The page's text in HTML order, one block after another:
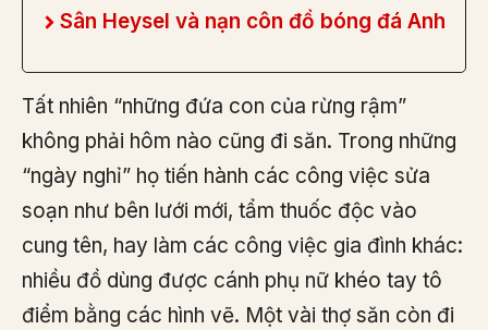
Sân Heysel và nạn côn đồ bóng đá Anh
Tất nhiên “những đứa con của rừng rậm”
không phải hôm nào cũng đi săn. Trong những
“ngày nghỉ” họ tiến hành các công việc sửa
soạn như bên lưới mới, tẩm thuốc độc vào
cung tên, hay làm các công việc gia đình khác:
nhiều đồ dùng được cánh phụ nữ khéo tay tô
điểm bằng các hình vẽ. Một vài thợ săn còn đi